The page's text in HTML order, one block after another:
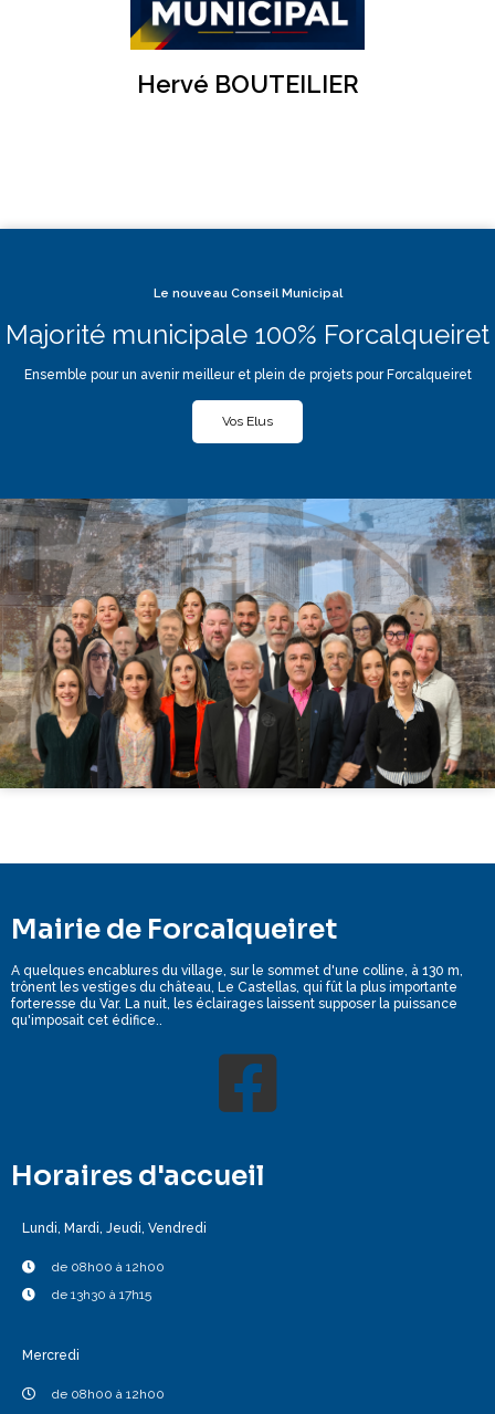
Hervé BOUTEILIER
Le nouveau Conseil Municipal
Majorité municipale 100% Forcalqueiret
Ensemble pour un avenir meilleur et plein de projets pour Forcalqueiret
Vos Elus
Mairie de Forcalqueiret
A quelques encablures du village, sur le sommet d'une colline, à 130 m,
trônent les vestiges du château, Le Castellas, qui fût la plus importante
forteresse du Var. La nuit, les éclairages laissent supposer la puissance
qu'imposait cet édifice..
Horaires d'accueil
Lundi, Mardi, Jeudi, Vendredi
de 08h00 à 12h00
de 13h30 à 17h15
Mercredi
de 08h00 à 12h00